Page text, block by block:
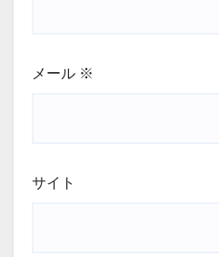
メール ※
サイト